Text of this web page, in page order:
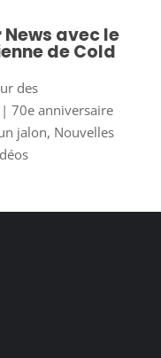
avec le
de Cold
des
| 70e anniversaire
jalon, Nouvelles